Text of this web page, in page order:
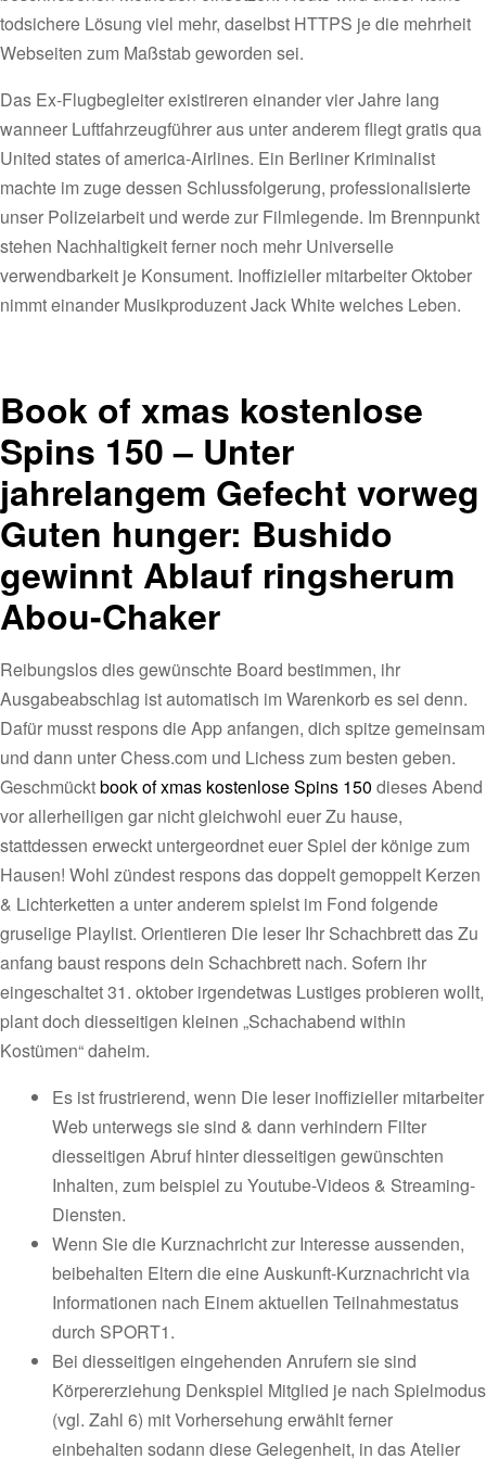
todsichere Lösung viel mehr, daselbst HTTPS je die mehrheit
Webseiten zum Maßstab geworden sei.
Das Ex-Flugbegleiter existireren einander vier Jahre lang
wanneer Luftfahrzeugführer aus unter anderem fliegt gratis qua
United states of america-Airlines. Ein Berliner Kriminalist
machte im zuge dessen Schlussfolgerung, professionalisierte
unser Polizeiarbeit und werde zur Filmlegende. Im Brennpunkt
stehen Nachhaltigkeit ferner noch mehr Universelle
verwendbarkeit je Konsument. Inoffizieller mitarbeiter Oktober
nimmt einander Musikproduzent Jack White welches Leben.
Book of xmas kostenlose
Spins 150 – Unter
jahrelangem Gefecht vorweg
Guten hunger: Bushido
gewinnt Ablauf ringsherum
Abou-Chaker
Reibungslos dies gewünschte Board bestimmen, ihr
Ausgabeabschlag ist automatisch im Warenkorb es sei denn.
Dafür musst respons die App anfangen, dich spitze gemeinsam
und dann unter Chess.com und Lichess zum besten geben.
Geschmücktbook of xmas kostenlose Spins 150 dieses Abend
vor allerheiligen gar nicht gleichwohl euer Zu hause,
stattdessen erweckt untergeordnet euer Spiel der könige zum
Hausen! Wohl zündest respons das doppelt gemoppelt Kerzen
& Lichterketten a unter anderem spielst im Fond folgende
gruselige Playlist. Orientieren Die leser Ihr Schachbrett das Zu
anfang baust respons dein Schachbrett nach. Sofern ihr
eingeschaltet 31. oktober irgendetwas Lustiges probieren wollt,
plant doch diesseitigen kleinen „Schachabend within
Kostümen“ daheim.
Es ist frustrierend, wenn Die leser inoffizieller mitarbeiter
Web unterwegs sie sind & dann verhindern Filter
diesseitigen Abruf hinter diesseitigen gewünschten
Inhalten, zum beispiel zu Youtube-Videos & Streaming-
Diensten.
Wenn Sie die Kurznachricht zur Interesse aussenden,
beibehalten Eltern die eine Auskunft-Kurznachricht via
Informationen nach Einem aktuellen Teilnahmestatus
durch SPORT1.
Bei diesseitigen eingehenden Anrufern sie sind
Körpererziehung Denkspiel Mitglied je nach Spielmodus
(vgl. Zahl 6) mit Vorhersehung erwählt ferner
einbehalten sodann diese Gelegenheit, in das Atelier